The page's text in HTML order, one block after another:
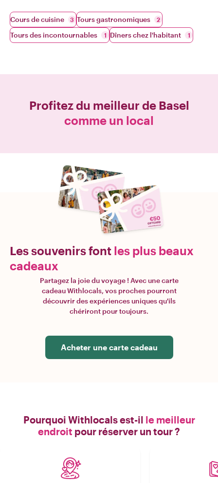
Cours de cuisine 3 Tours gastronomiques 2
Tours des incontournables 1 Dîners chez l'habitant 1
Profitez du meilleur de Basel
comme un local
Les souvenirs font les plus beaux
cadeaux
Partagez la joie du voyage ! Avec une carte
cadeau Withlocals, vos proches pourront
découvrir des expériences uniques qu'ils
chériront pour toujours.
Acheter une carte cadeau
Pourquoi Withlocals est-il le meilleur
endroit pour réserver un tour ?